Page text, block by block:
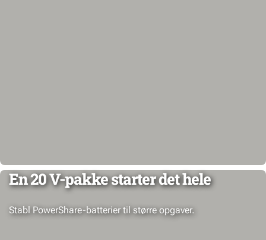
En 20 V-pakke starter det hele
Stabl PowerShare-batterier til større opgaver.